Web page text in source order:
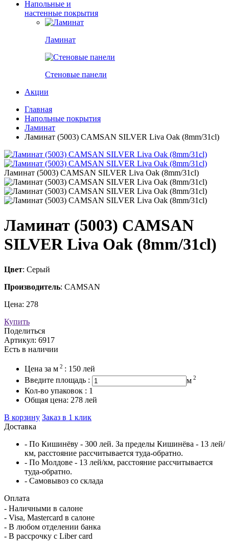
Напольные и
настенные покрытия
Ламинат
Стеновые панели
Акции
Главная
Напольные покрытия
Ламинат
Ламинат (5003) СAMSAN SILVER Liva Oak (8mm/31cl)
Ламинат (5003) СAMSAN SILVER Liva Oak (8mm/31cl)
Ламинат (5003) СAMSAN
SILVER Liva Oak (8mm/31cl)
Цвет: Серый
Производитель: CAMSAN
Цена: 278
Купить
Поделиться
Артикул: 6917
Есть в наличии
Цена за м 2 : 150 лей
Введите площадь :
м 2
Кол-во упаковок : 1
Общая цена: 278 лей
В корзину Заказ в 1 клик
Доставка
- По Кишинёву - 300 лей. За пределы Кишинёва - 13 лей/
км, расстояние рассчитывается туда-обратно.
- По Молдове - 13 лей/км, расстояние рассчитывается
туда-обратно.
- Самовывоз со склада
Оплата
- Наличными в салоне
- Visa, Mastercard в салоне
- В любом отделении банка
- В рассрочку c Liber card